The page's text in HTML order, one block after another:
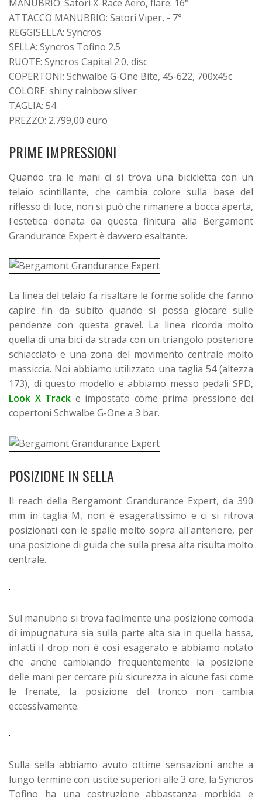
MANUBRIO: Satori X-Race Aero, flare: 16°
ATTACCO MANUBRIO: Satori Viper, - 7°
REGGISELLA: Syncros
SELLA: Syncros Tofino 2.5
RUOTE: Syncros Capital 2.0, disc
COPERTONI: Schwalbe G-One Bite, 45-622, 700x45c
COLORE: shiny rainbow silver
TAGLIA: 54
PREZZO: 2.799,00 euro
PRIME IMPRESSIONI
Quando tra le mani ci si trova una bicicletta con un
telaio scintillante, che cambia colore sulla base del
riflesso di luce, non si può che rimanere a bocca aperta,
l'estetica donata da questa finitura alla Bergamont
Grandurance Expert è davvero esaltante.
La linea del telaio fa risaltare le forme solide che fanno
capire fin da subito quando si possa giocare sulle
pendenze con questa gravel. La linea ricorda molto
quella di una bici da strada con un triangolo posteriore
schiacciato e una zona del movimento centrale molto
massiccia. Noi abbiamo utilizzato una taglia 54 (altezza
173), di questo modello e abbiamo messo pedali SPD,
Look X Track e impostato come prima pressione dei
copertoni Schwalbe G-One a 3 bar.
POSIZIONE IN SELLA
Il reach della Bergamont Grandurance Expert, da 390
mm in taglia M, non è esageratissimo e ci si ritrova
posizionati con le spalle molto sopra all'anteriore, per
una posizione di guida che sulla presa alta risulta molto
centrale.
Sul manubrio si trova facilmente una posizione comoda
di impugnatura sia sulla parte alta sia in quella bassa,
infatti il drop non è così esagerato e abbiamo notato
che anche cambiando frequentemente la posizione
delle mani per cercare più sicurezza in alcune fasi come
le frenate, la posizione del tronco non cambia
eccessivamente.
Sulla sella abbiamo avuto ottime sensazioni anche a
lungo termine con uscite superiori alle 3 ore, la Syncros
Tofino ha una costruzione abbastanza morbida e